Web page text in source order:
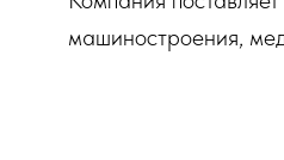
машиностроения,